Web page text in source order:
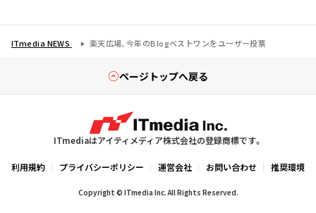
ITmedia NEWS 楽天広場、今年のBlogベストワンをユーザー投票
ページトップへ戻る
ITmediaはアイティメディア株式会社の登録商標です。
利用規約 プライバシーポリシー 運営会社 お問い合わせ 推奨環境
Copyright © ITmedia Inc. All Rights Reserved.